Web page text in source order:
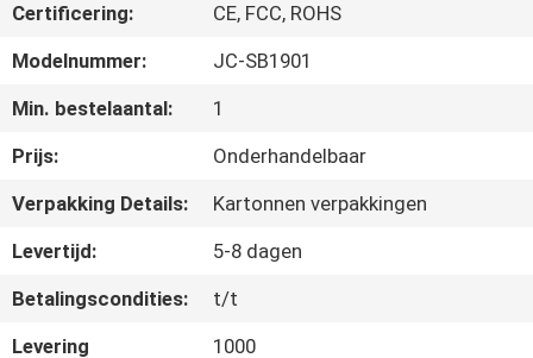
KWALITEITSCONTROLE
NEEM
CONTACT
MET
ONS
OP
Certificering:
CE, FCC, ROHS
Modelnummer:
JC-SB1901
Min. bestelaantal:
1
Prijs:
Onderhandelbaar
Verpakking Details:
Kartonnen verpakkingen
Levertijd:
5-8 dagen
Betalingscondities:
t/t
Levering
1000